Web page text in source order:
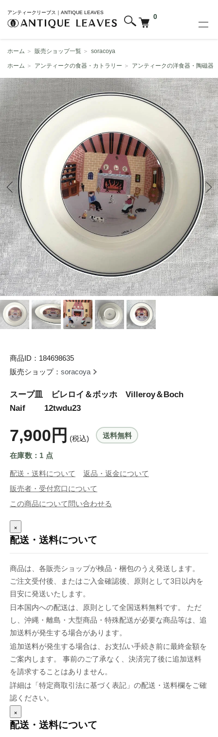
アンティークリーブス｜ANTIQUE LEAVES
0
ホーム ＞ 販売ショップ一覧 ＞ soracoya
ホーム ＞ アンティークの食器・カトラリー ＞ アンティークの洋食器・陶磁器
商品ID：184698635
販売ショップ： soracoya
スープ皿 ビレロイ＆ボッホ Villeroy＆Boch
Naif 12twdu23
7,900円 (税込) 送料無料
在庫数：1 点
配送・送料について
返品・返金について
販売者・受付窓口について
この商品について問い合わせる
×
配送・送料について
商品は、各販売ショップが検品・梱包のうえ発送します。
ご注文受付後、またはご入金確認後、原則として3日以内を
目安に発送いたします。
日本国内への配送は、原則として全国送料無料です。 ただ
し、沖縄・離島・大型商品・特殊配送が必要な商品等は、追
加送料が発生する場合があります。
追加送料が発生する場合は、お支払い手続き前に最終金額を
ご案内します。 事前のご了承なく、決済完了後に追加送料
を請求することはありません。
詳細は「特定商取引法に基づく表記」の配送・送料欄をご確
認ください。
×
配送・送料について